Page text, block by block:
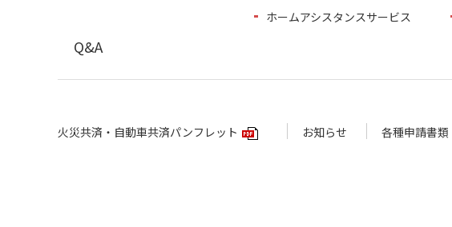
ホームアシスタンスサービス
Q&A
火災共済・自動車共済パンフレット お知らせ 各種申請書類